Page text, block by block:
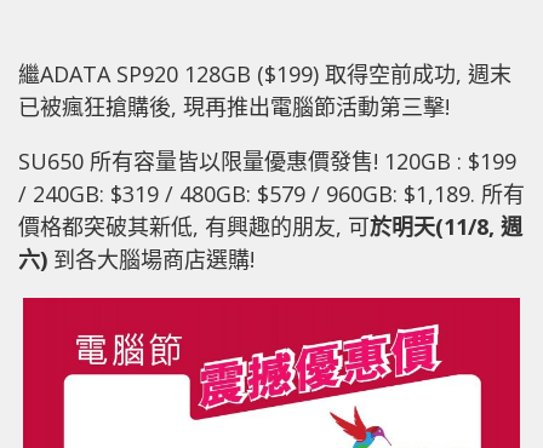
繼ADATA SP920 128GB ($199) 取得空前成功, 週末
已被瘋狂搶購後, 現再推出電腦節活動第三擊!
SU650 所有容量皆以限量優惠價發售! 120GB : $199
/ 240GB: $319 / 480GB: $579 / 960GB: $1,189. 所有
價格都突破其新低, 有興趣的朋友, 可於明天(11/8, 週
六) 到各大腦場商店選購!